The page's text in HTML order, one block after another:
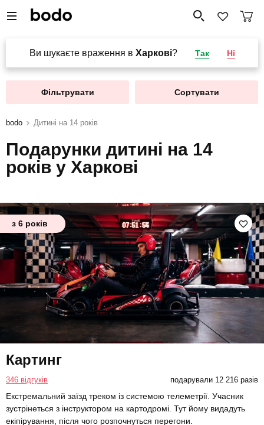
Ви шукаєте враження в Харкові? Так Ні
Фільтрувати Сортувати
bodo Дитині на 14 років
Подарунки дитині на 14
років у Харкові
з 6 років
Картинг
346 відгуків подарували 12 216 разів
Екстремальний заїзд треком із системою телеметрії. Учасник
зустрінеться з інструктором на картодромі. Тут йому видадуть
екіпірування, після чого розпочнуться перегони.